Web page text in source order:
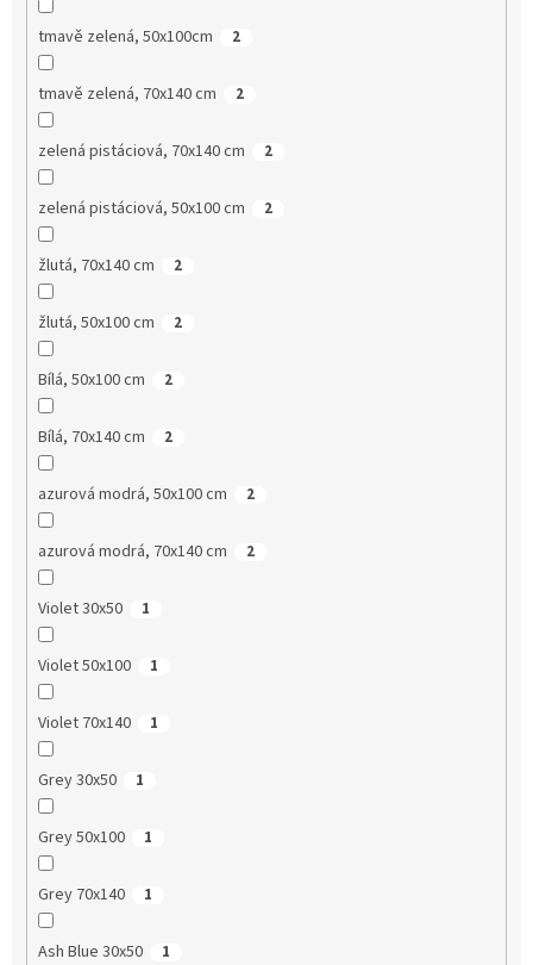
tmavě zelená, 50x100cm 2
tmavě zelená, 70x140 cm 2
zelená pistáciová, 70x140 cm 2
zelená pistáciová, 50x100 cm 2
žlutá, 70x140 cm 2
žlutá, 50x100 cm 2
Bílá, 50x100 cm 2
Bílá, 70x140 cm 2
azurová modrá, 50x100 cm 2
azurová modrá, 70x140 cm 2
Violet 30x50 1
Violet 50x100 1
Violet 70x140 1
Grey 30x50 1
Grey 50x100 1
Grey 70x140 1
Ash Blue 30x50 1